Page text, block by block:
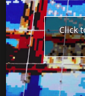
Click